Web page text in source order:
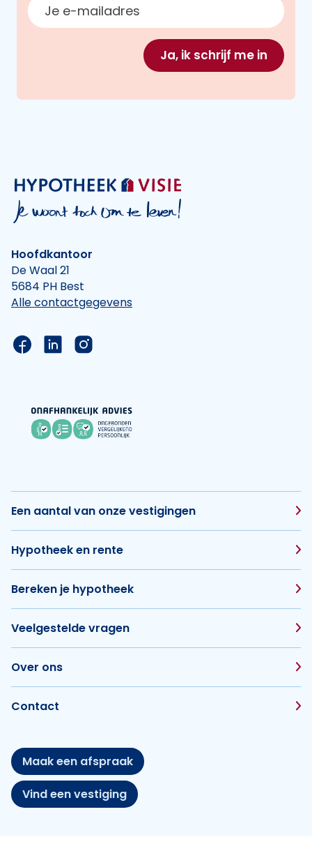
Ja, ik schrijf me in
Hoofdkantoor
De Waal 21
5684 PH Best
Alle contactgegevens
Link naar de Facebook pagina van Hypotheek
Link naar de LinkedIn pagina van
Link naar de Instagram pagina van
Een aantal van onze vestigingen
Hypotheek en rente
Bereken je hypotheek
Veelgestelde vragen
Over ons
Contact
Maak een afspraak
Vind een vestiging